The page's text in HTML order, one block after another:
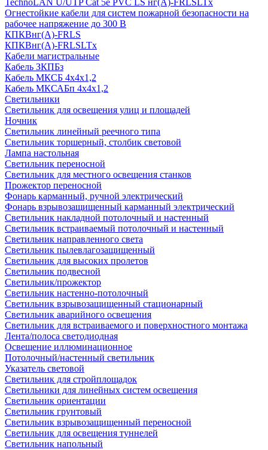
TechnoLAN U/UTP Cat 5e PVC LS нг(A)-FRLSLTx
Огнестойкие кабели для систем пожарной безопасности на
рабочее напряжение до 300 В
КПКВнг(A)-FRLS
КПКВнг(A)-FRLSLTx
Кабели магистральные
Кабель ЗКПБз
Кабель МКСБ 4х4х1,2
Кабель МКСАБп 4х4х1,2
Светильники
Светильник для освещения улиц и площадей
Ночник
Светильник линейный реечного типа
Светильник торшерный, столбик световой
Лампа настольная
Светильник переносной
Светильник для местного освещения станков
Прожектор переносной
Фонарь карманный, ручной электрический
Фонарь взрывозащищенный карманный электрический
Светильник накладной потолочный и настенный
Светильник встраиваемый потолочный и настенный
Светильник направленного света
Светильник пылевлагозащищенный
Светильник для высоких пролетов
Светильник подвесной
Светильник/прожектор
Светильник настенно-потолочный
Светильник взрывозащищенный стационарный
Светильник аварийного освещения
Светильник для встраиваемого и поверхностного монтажа
Лента/полоса светодиодная
Освещение иллюминационное
Потолочный/настенный светильник
Указатель световой
Светильник для стройплощадок
Светильники для линейных систем освещения
Светильник ориентации
Светильник грунтовый
Светильник взрывозащищенный переносной
Светильник для освещения туннелей
Светильник напольный